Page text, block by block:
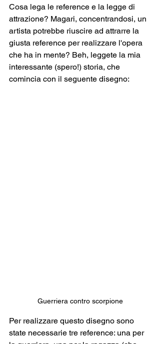
Cosa lega le reference e la legge di
attrazione? Magari, concentrandosi, un
artista potrebbe riuscire ad attrarre la
giusta reference per realizzare l'opera
che ha in mente? Beh, leggete la mia
interessante (spero!) storia, che
comincia con il seguente disegno:
Guerriera contro scorpione
Per realizzare questo disegno sono
state necessarie tre reference: una per